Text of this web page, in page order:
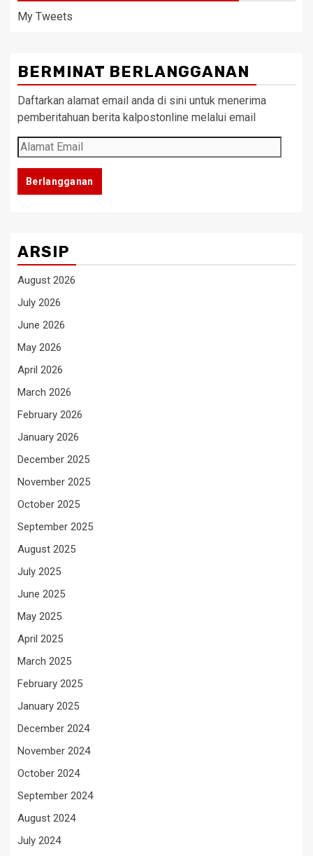
My Tweets
BERMINAT BERLANGGANAN
Daftarkan alamat email anda di sini untuk menerima
pemberitahuan berita kalpostonline melalui email
Alamat
Email
Berlangganan
ARSIP
August 2026
July 2026
June 2026
May 2026
April 2026
March 2026
February 2026
January 2026
December 2025
November 2025
October 2025
September 2025
August 2025
July 2025
June 2025
May 2025
April 2025
March 2025
February 2025
January 2025
December 2024
November 2024
October 2024
September 2024
August 2024
July 2024